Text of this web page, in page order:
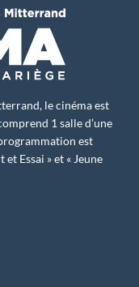
le cinéma est
1 salle d’une
est
Essai » et « Jeune